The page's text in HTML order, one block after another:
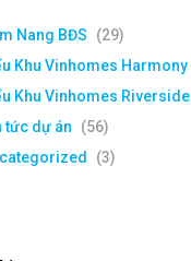
Nang BĐS
(29)
Khu Vinhomes Harmony
Khu Vinhomes Riverside
tức dự án
(56)
(3)